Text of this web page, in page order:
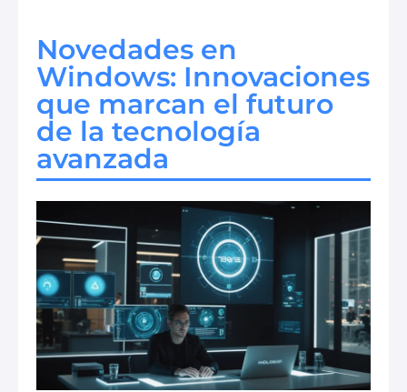
Novedades en
Windows: Innovaciones
que marcan el futuro
de la tecnología
avanzada